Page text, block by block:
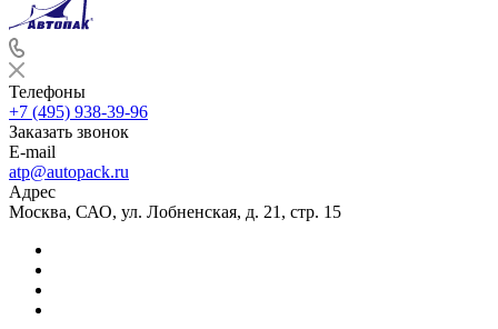
Телефоны
+7 (495) 938-39-96
Заказать звонок
E-mail
atp@autopack.ru
Адрес
Москва, САО, ул. Лобненская, д. 21, стр. 15